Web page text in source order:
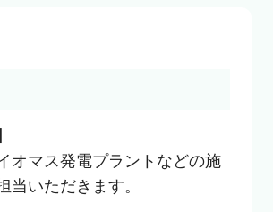
オマス発電プラントなどの施
当いただきます。